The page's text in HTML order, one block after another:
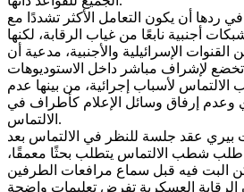
ردها أن يكون التعامل الأكثر تشددًا مع
أجنبية نابعًا من غياب الرقابة، لكنها
الإسرائيلية والأجنبية، مدعية أن
لأسباب إجرائية، من بينها عدم
وعدم إرفاق وسائل الإعلام كأطراف في
الالتماس.
بيري عقد جلسة للنظر في الالتماس بعد
طلب شطب الالتماس يتطلب بحثًا معمقًا،
العسكرية تفرض تعليمات واضحة